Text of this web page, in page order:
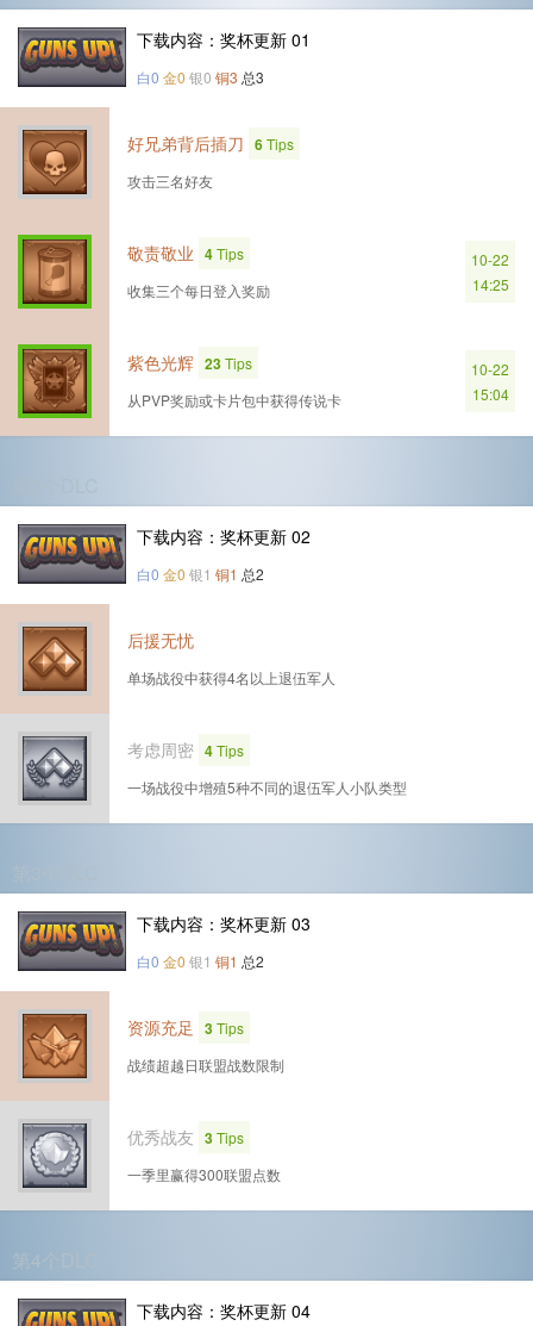
下载内容：奖杯更新 01
白0 金0 银0 铜3 总3
好兄弟背后插刀 6Tips
攻击三名好友
敬责敬业 4Tips
收集三个每日登入奖励
10-22
14:25
紫色光辉 23Tips
从PVP奖励或卡片包中获得传说卡
10-22
15:04
下载内容：奖杯更新 02
白0 金0 银1 铜1 总2
后援无忧
单场战役中获得4名以上退伍军人
考虑周密 4Tips
一场战役中增殖5种不同的退伍军人小队类型
下载内容：奖杯更新 03
白0 金0 银1 铜1 总2
资源充足 3Tips
战绩超越日联盟战数限制
优秀战友 3Tips
一季里赢得300联盟点数
第4个DLC
下载内容：奖杯更新 04